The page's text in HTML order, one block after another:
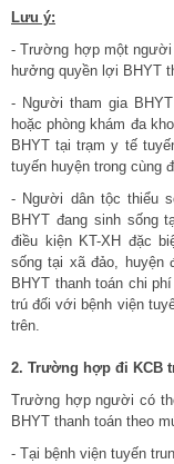
Lưu ý:
- Trường hợp một
hưởng quyền lợi BHYT
- Người tham gia
hoặc phòng khám đa
BHYT tại trạm y tế
tuyến huyện trong cùng
- Người dân tộc thiểu
BHYT đang sinh sống
điều kiện KT-XH đặc
sống tại xã đảo, huyện
BHYT thanh toán chi
trú đối với bệnh viện
trên.
2. Trường hợp đi KCB
Trường hợp người có
BHYT thanh toán theo
- Tại bệnh viện tuyến